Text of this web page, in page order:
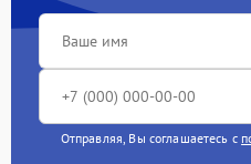
Отправляя, Вы соглашаетесь с